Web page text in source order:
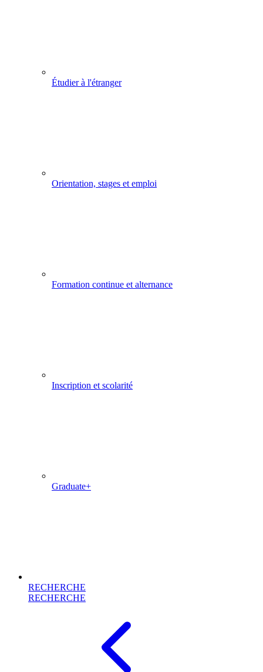
Étudier à l'étranger
Orientation, stages et emploi
Formation continue et alternance
Inscription et scolarité
Graduate+
RECHERCHE
RECHERCHE